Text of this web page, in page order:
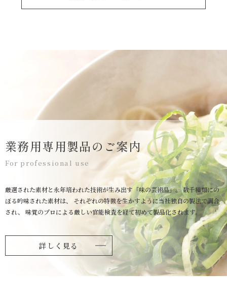
業務用専用製品のご案内
For professional use
厳選された素材と永年培われた技術が生み出す「味の芸術品」。数千種類にの
ぼる吟味された素材は、
それぞれの特徴を生かすように当社独自の製法で調合
され、
味覚のプロによる厳しい官能検査を経て初めて製品化されます。
詳しく見る